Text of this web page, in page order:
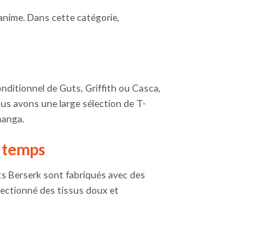
Dans cette catégorie,
de Guts, Griffith ou Casca,
avons une large sélection de T-
Berserk sont fabriqués avec des
des tissus doux et